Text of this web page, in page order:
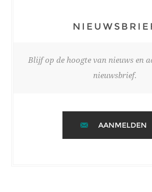
Blijf op de hoogte van nieuws en
nieuwsbrief.
AANMELDEN